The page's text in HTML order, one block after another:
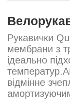
Рукавички
мембрани з
ідеально
відмінне